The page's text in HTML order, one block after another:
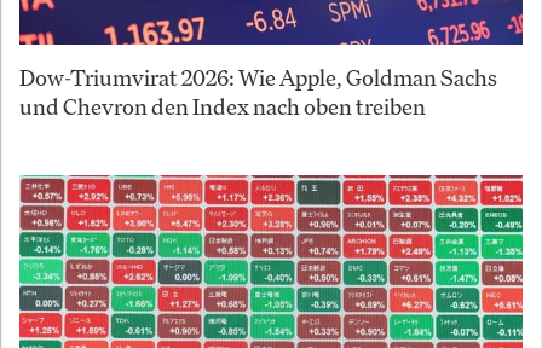
Dow-Triumvirat 2026: Wie Apple, Goldman Sachs
und Chevron den Index nach oben treiben